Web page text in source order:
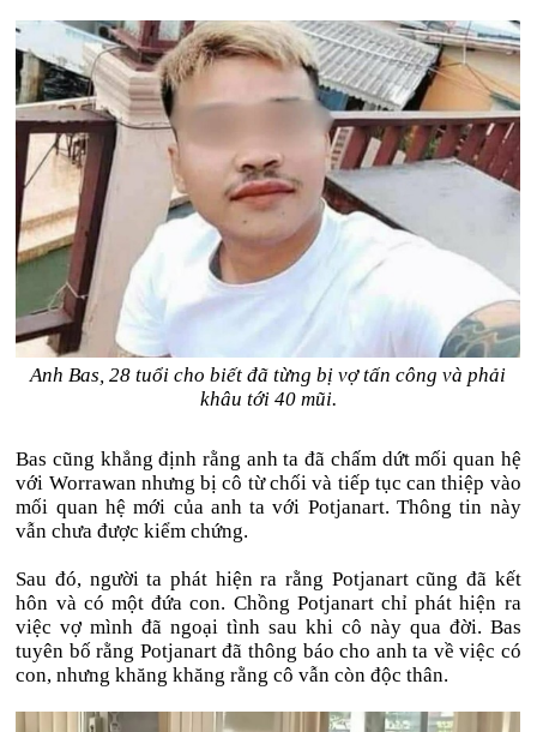
Anh Bas, 28 tuổi cho biết đã từng bị vợ tấn công và phải
khâu tới 40 mũi.
Bas cũng khẳng định rằng anh ta đã chấm dứt mối quan hệ
với Worrawan nhưng bị cô từ chối và tiếp tục can thiệp vào
mối quan hệ mới của anh ta với Potjanart. Thông tin này
vẫn chưa được kiểm chứng.
Sau đó, người ta phát hiện ra rằng Potjanart cũng đã kết
hôn và có một đứa con. Chồng Potjanart chỉ phát hiện ra
việc vợ mình đã ngoại tình sau khi cô này qua đời. Bas
tuyên bố rằng Potjanart đã thông báo cho anh ta về việc có
con, nhưng khăng khăng rằng cô vẫn còn độc thân.